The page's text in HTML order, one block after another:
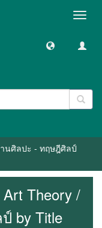
านศิลปะ - ทฤษฎีศิลป์
Theory /
by Title